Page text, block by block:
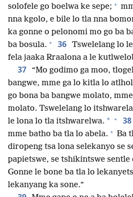
solofele go boelwa ke sepe; +
nna kgolo, e bile lo tla nna
ka gonne o pelonomi mo go ba
ba bosula. + 36 Tswelelang lo
fela jaaka Rraalona a le
37
“Mo godimo ga moo,
bangwe, mme ga lo kitla lo
go bona ba bangwe molato,
molato. Tswelelang lo itshwarela
le lona lo tla itshwarelwa. * + 38
mme batho ba tla lo abela. + Ba
diropeng tsa lona selekanyo se
papietswe, se tshikintswe sentle
Gonne le bone ba tla lo
lekanyang ka sone.”